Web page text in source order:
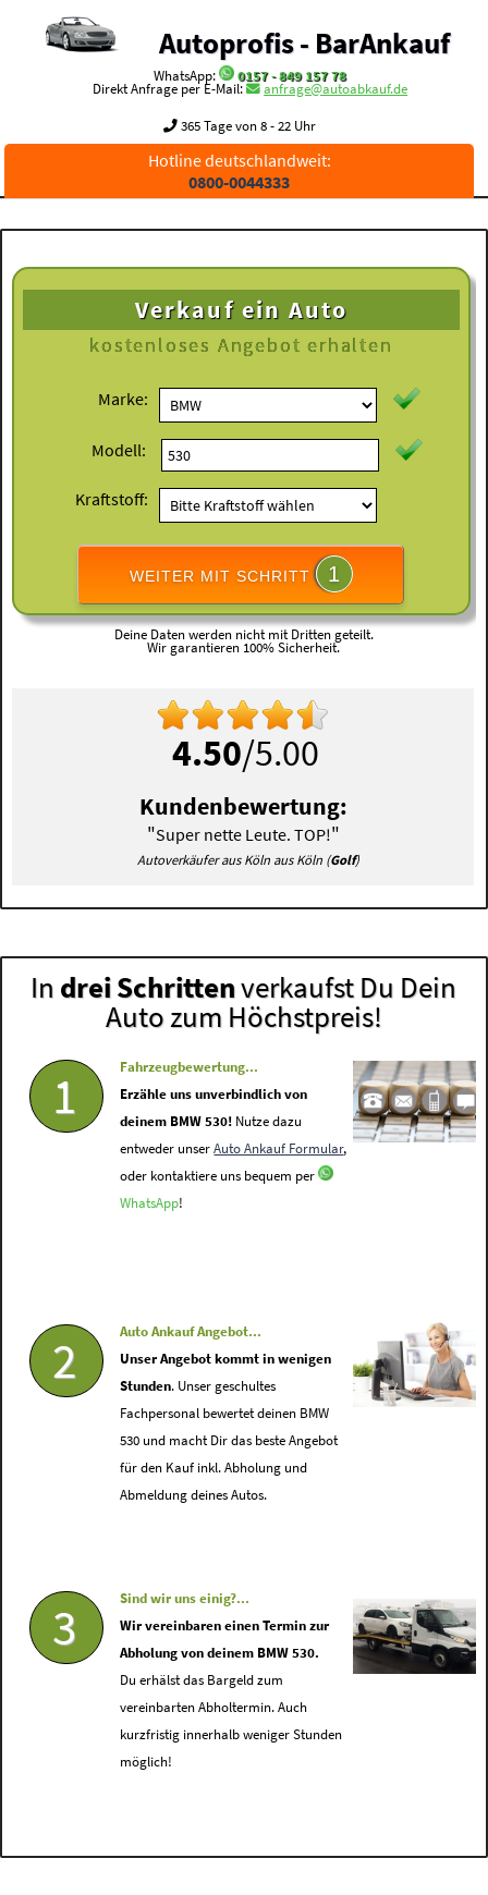
Autoprofis - BarAnkauf
WhatsApp:
0157 - 849 157 78
Direkt Anfrage per E-Mail:
anfrage@autoabkauf.de
365 Tage von 8 - 22 Uhr
Hotline deutschlandweit:
0800-0044333
Verkauf ein Auto
kostenloses Angebot erhalten
Marke:
Modell:
Kraftstoff:
WEITER MIT SCHRITT 1
Deine Daten werden nicht mit Dritten geteilt.
Wir garantieren 100% Sicherheit.
4.50/5.00
Kundenbewertung:
"Super nette Leute. TOP!"
Autoverkäufer aus Köln aus Köln (Golf)
In drei Schrittenverkaufst Du Dein
Auto zum Höchstpreis!
1
Fahrzeugbewertung...
Erzähle uns unverbindlich von
deinem BMW 530! Nutze dazu
entweder unserAuto Ankauf Formular,
oder kontaktiere uns bequem per
WhatsApp!
2
Auto Ankauf Angebot...
Unser Angebot kommt in wenigen
Stunden. Unser geschultes
Fachpersonal bewertet deinen BMW
530 und macht Dir das beste Angebot
für den Kauf inkl. Abholung und
Abmeldung deines Autos.
3
Sind wir uns einig?...
Wir vereinbaren einen Termin zur
Abholung von deinem BMW 530.
Du erhälst das Bargeld zum
vereinbarten Abholtermin. Auch
kurzfristig innerhalb weniger Stunden
möglich!